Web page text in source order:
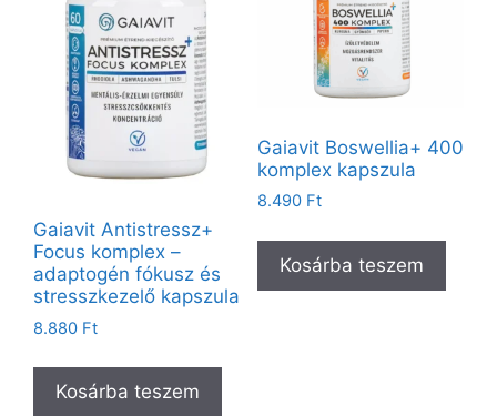
Gaiavit Antistressz+
Focus komplex –
adaptogén fókusz és
stresszkezelő kapszula
8.880 Ft
Kosárba teszem
Gaiavit Boswellia+ 400
komplex kapszula
8.490 Ft
Kosárba teszem